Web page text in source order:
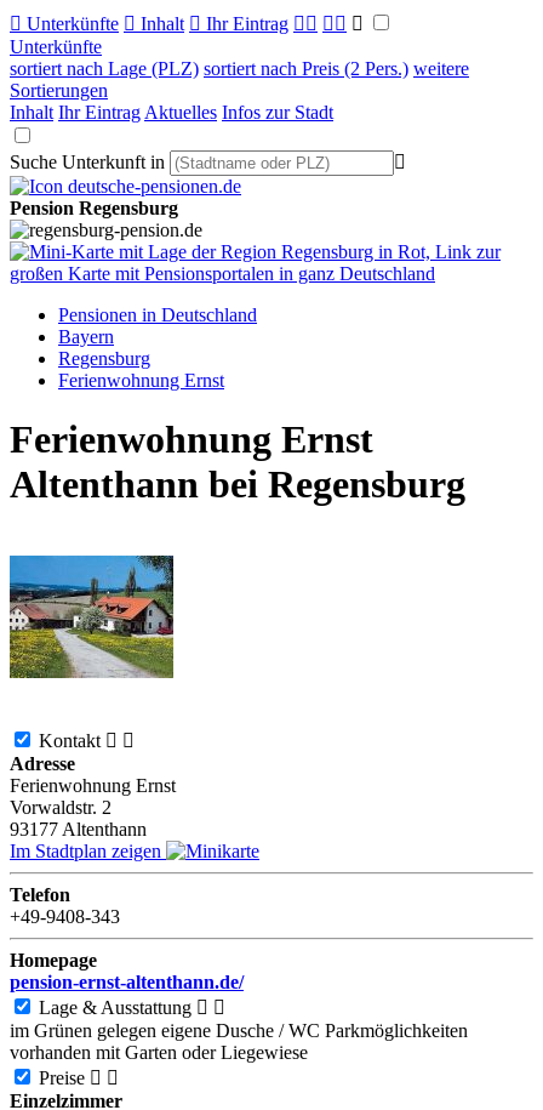
 Unterkünfte  Inhalt  Ihr Eintrag   
Unterkünfte
sortiert nach Lage (PLZ) sortiert nach Preis (2 Pers.) weitere
Sortierungen
Inhalt Ihr Eintrag Aktuelles Infos zur Stadt
Suche Unterkunft in 
Pension Regensburg
Pensionen in Deutschland
Bayern
Regensburg
Ferienwohnung Ernst
Ferienwohnung Ernst
Altenthann bei Regensburg
Kontakt  
Adresse
Ferienwohnung Ernst
Vorwaldstr. 2
93177 Altenthann
Im Stadtplan zeigen
Telefon
+49-9408-343
Homepage
pension-ernst-altenthann.de/
Lage & Ausstattung  
im Grünen gelegen eigene Dusche / WC Parkmöglichkeiten
vorhanden mit Garten oder Liegewiese
Preise  
Einzelzimmer